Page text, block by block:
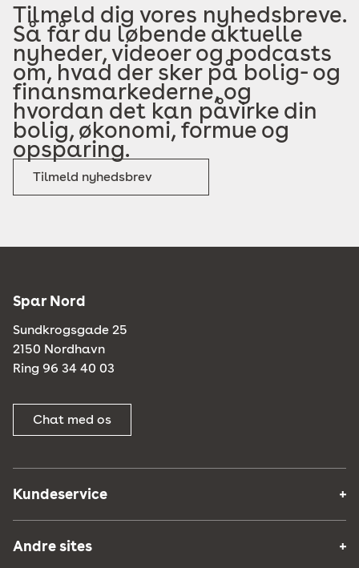
Tilmeld dig vores nyhedsbreve.
Så får du løbende aktuelle
nyheder, videoer og podcasts
om, hvad der sker på bolig- og
finansmarkederne, og
hvordan det kan påvirke din
bolig, økonomi, formue og
opsparing.
Tilmeld nyhedsbrev
Spar Nord
Sundkrogsgade 25
2150 Nordhavn
Ring 96 34 40 03
Chat med os
Kundeservice
Andre sites